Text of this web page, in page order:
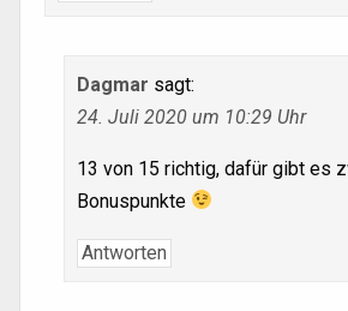
Dagmar sagt:
24. Juli 2020 um 10:29 Uhr
13 von 15 richtig, dafür gibt es
Bonuspunkte
Antworten